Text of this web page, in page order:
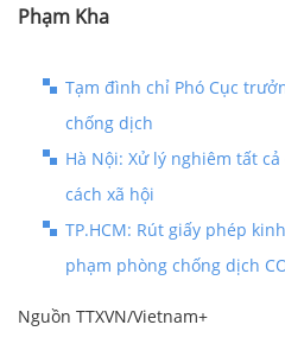
Phạm Kha
Tạm đình chỉ Phó Cục
chống dịch
Hà Nội: Xử lý nghiêm tất
cách xã hội
TP.HCM: Rút giấy phép
phạm phòng chống dịch
Nguồn TTXVN/Vietnam+